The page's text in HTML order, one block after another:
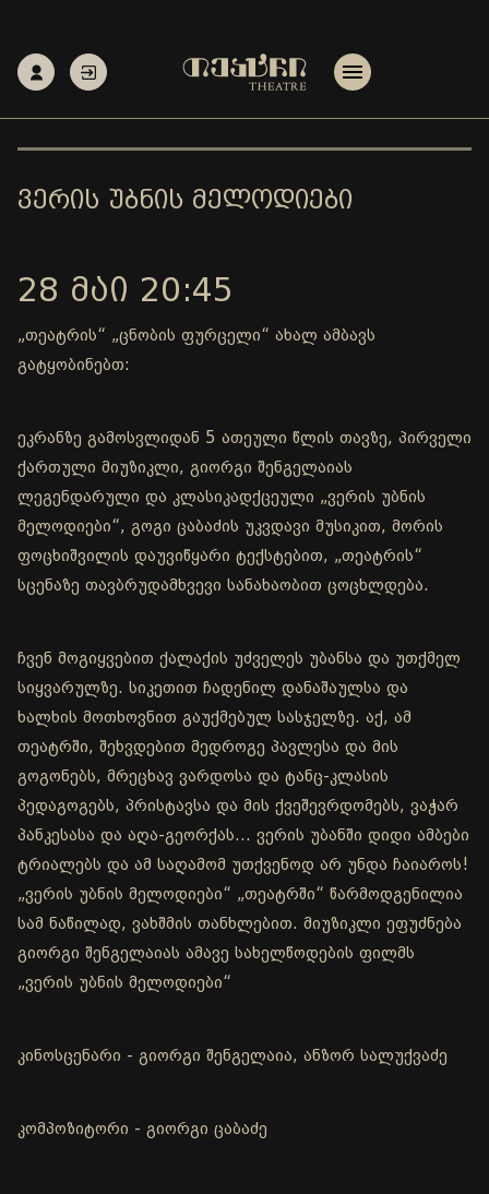
ᲕᲔᲠᲘᲡ ᲣᲑᲜᲘᲡ ᲛᲔᲚᲝᲓᲘᲔᲑᲘ
28 ᲛᲐᲘ 20:45
„თეატრის“ „ცნობის ფურცელი“ ახალ ამბავს
გატყობინებთ:
ეკრანზე გამოსვლიდან 5 ათეული წლის თავზე, პირველი
ქართული მიუზიკლი, გიორგი შენგელაიას
ლეგენდარული და კლასიკადქცეული „ვერის უბნის
მელოდიები“, გოგი ცაბაძის უკვდავი მუსიკით, მორის
ფოცხიშვილის დაუვიწყარი ტექსტებით, „თეატრის“
სცენაზე თავბრუდამხვევი სანახაობით ცოცხლდება.
ჩვენ მოგიყვებით ქალაქის უძველეს უბანსა და უთქმელ
სიყვარულზე. სიკეთით ჩადენილ დანაშაულსა და
ხალხის მოთხოვნით გაუქმებულ სასჯელზე. აქ, ამ
თეატრში, შეხვდებით მედროგე პავლესა და მის
გოგონებს, მრეცხავ ვარდოსა და ტანც-კლასის
პედაგოგებს, პრისტავსა და მის ქვეშევრდომებს, ვაჭარ
პანკესასა და აღა-გეორქას... ვერის უბანში დიდი ამბები
ტრიალებს და ამ საღამომ უთქვენოდ არ უნდა ჩაიაროს!
„ვერის უბნის მელოდიები“ „თეატრში“ წარმოდგენილია
სამ ნაწილად, ვახშმის თანხლებით. მიუზიკლი ეფუძნება
გიორგი შენგელაიას ამავე სახელწოდების ფილმს
„ვერის უბნის მელოდიები“
კინოსცენარი - გიორგი შენგელაია, ანზორ სალუქვაძე
კომპოზიტორი - გიორგი ცაბაძე